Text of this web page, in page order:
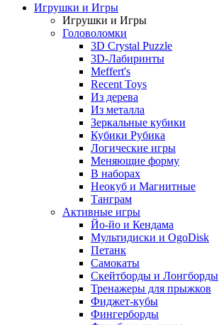
Игрушки и Игры
Игрушки и Игры
Головоломки
3D Crystal Puzzle
3D-Лабиринты
Meffert's
Recent Toys
Из дерева
Из металла
Зеркальные кубики
Кубики Рубика
Логические игры
Меняющие форму
В наборах
Неокуб и Магнитные
Танграм
Активные игры
Йо-йо и Кендама
Мультидиски и OgoDisk
Петанк
Самокаты
Скейтборды и Лонгборды
Тренажеры для прыжков
Фиджет-кубы
Фингерборды